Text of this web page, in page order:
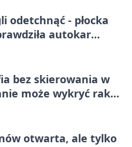
odetchnąć - płocka
autokar
bez skierowania w
może wykryć raka,
otwarta, ale tylko